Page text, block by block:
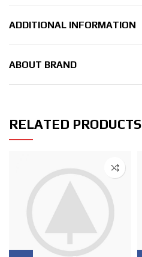
ADDITIONAL INFORMATION
ABOUT BRAND
RELATED PRODUCTS